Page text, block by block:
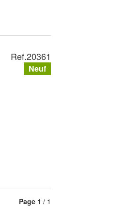
Ref.20361
Neuf
Page 1 / 1